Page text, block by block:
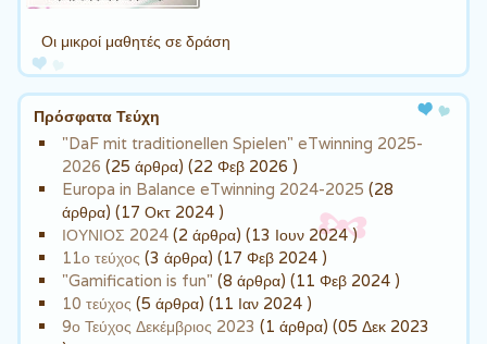
Οι μικροί μαθητές σε δράση
Πρόσφατα Τεύχη
"DaF mit traditionellen Spielen" eTwinning 2025-
2026 (25 άρθρα) (22 Φεβ 2026 )
Europa in Balance eTwinning 2024-2025 (28
άρθρα) (17 Οκτ 2024 )
ΙΟΥΝΙΟΣ 2024 (2 άρθρα) (13 Ιουν 2024 )
11ο τεύχος (3 άρθρα) (17 Φεβ 2024 )
"Gamification is fun" (8 άρθρα) (11 Φεβ 2024 )
10 τεύχος (5 άρθρα) (11 Ιαν 2024 )
9ο Τεύχος Δεκέμβριος 2023 (1 άρθρα) (05 Δεκ 2023